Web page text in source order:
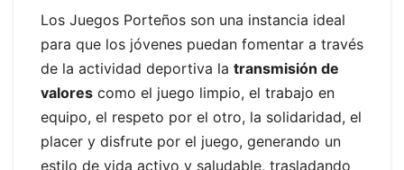
Los Juegos Porteños son una instancia ideal
para que los jóvenes puedan fomentar a través
de la actividad deportiva la transmisión de
valores como el juego limpio, el trabajo en
equipo, el respeto por el otro, la solidaridad, el
placer y disfrute por el juego, generando un
estilo de vida activo y saludable, trasladando